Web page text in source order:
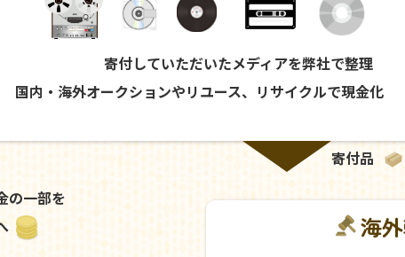
寄付していただいたメディアを弊社で整理
国内・海外オークションやリユース、リサイクルで現金化
の一部を
寄付品
海